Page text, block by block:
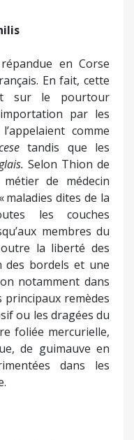
en Corse
En fait, cette
sur le pourtour
par les
comme
tandis que les
Selon Thion de
de médecin
dites de la
les couches
membres du
la liberté des
bordels et une
notamment dans
principaux remèdes
ou les dragées du
foliée mercurielle,
de guimauve en
dans les